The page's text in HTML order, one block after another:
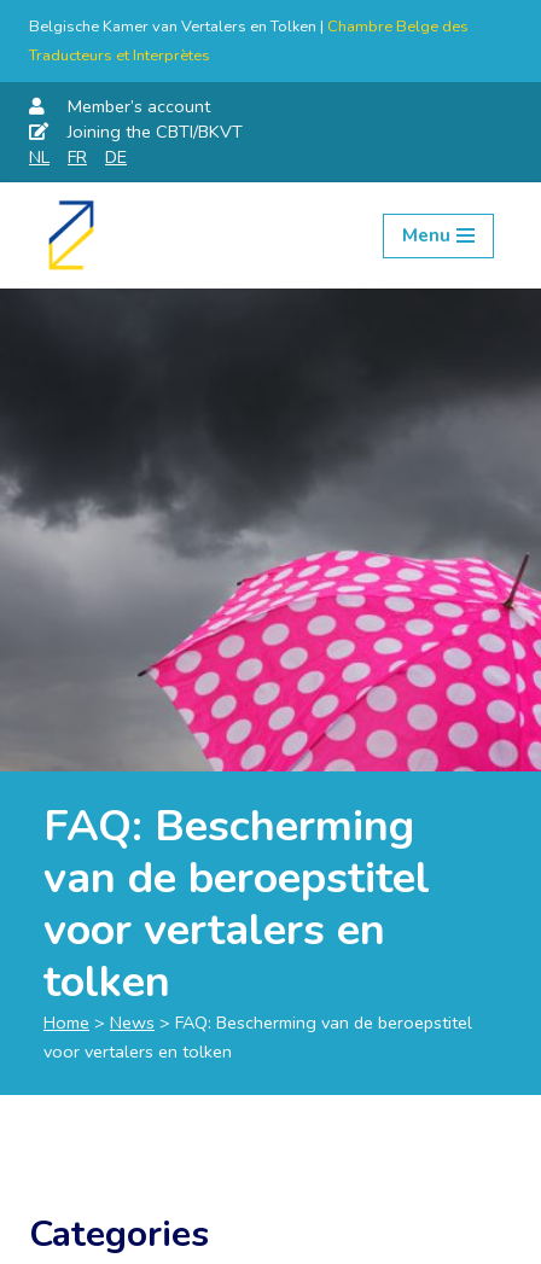
Belgische Kamer van Vertalers en Tolken | Chambre Belge des
Traducteurs et Interprètes
Member’s account
Joining the CBTI/BKVT
NL
FR DE
Skip
Menu
FAQ: Bescherming
van de beroepstitel
voor vertalers en
tolken
Home > News > FAQ: Bescherming van de beroepstitel
voor vertalers en tolken
Categories